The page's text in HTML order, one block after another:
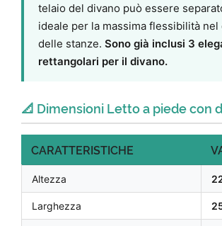
telaio del divano può essere
ideale per la massima flessibilità nel
delle stanze. Sono già inclusi 3
rettangolari per il divano.
📐 Dimensioni Letto a piede con
CARATTERISTICHE
Altezza
Larghezza